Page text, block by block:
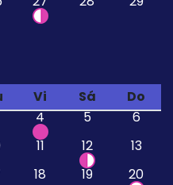
Vi Sá
Do
4 5
6
11 12
13
18 19 20